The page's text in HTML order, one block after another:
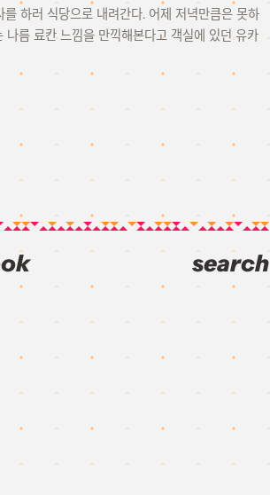
하러 식당으로 내려간다. 어제 저녁만큼은 못하
름 료칸 느낌을 만끽해본다고 객실에 있던 유카
search